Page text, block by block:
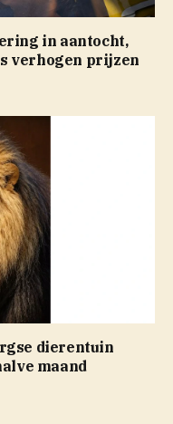
in aantocht,
verhogen prijzen
dierentuin
maand